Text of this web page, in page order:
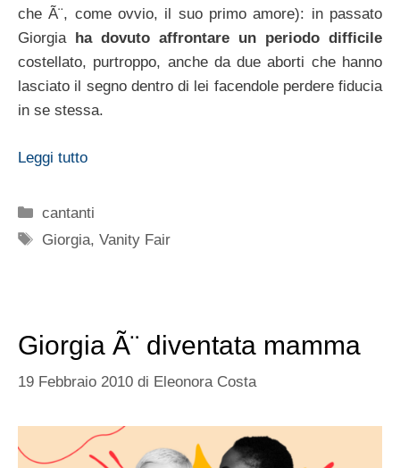
che Ã¨, come ovvio, il suo primo amore): in passato
Giorgiaha dovuto affrontare un periodo difficile
costellato, purtroppo, anche da due aborti che hanno
lasciato il segno dentro di lei facendole perdere fiducia
in se stessa.
Leggi tutto
Categorie
cantanti
Tag
Giorgia,Vanity Fair
Giorgia Ã¨ diventata mamma
19 Febbraio 2010 di Eleonora Costa